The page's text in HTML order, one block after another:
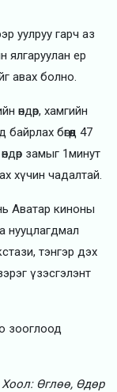
уулруу гарч аз
ялгаруулан ер
авах болно.
өндөр, хамгийн
бөгөөд 47
замыг 1минут
хүчин чадалтай.
Аватар киноны
нууцлагдмал
тэнгэр дэх
үзэсгэлэнт
зооглоод
Хоол: Өглөө, Өдөр